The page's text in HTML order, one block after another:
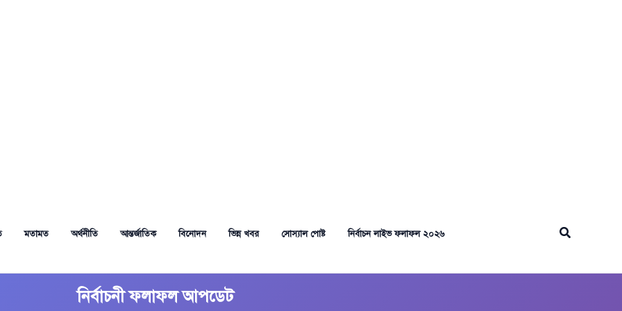
মতামত অর্থনীতি আন্তর্জাতিক বিনোদন ভিন্ন খবর সোস্যাল পোষ্ট নির্বাচন লাইভ ফলাফল ২০২৬ Search
নির্বাচনী ফলাফল আপডেট